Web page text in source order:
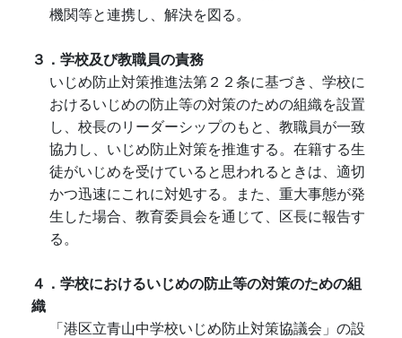
機関等と連携し、解決を図る。
３．学校及び教職員の責務
いじめ防止対策推進法第２２条に基づき、学校に
おけるいじめの防止等の対策のための組織を設置
し、校長のリーダーシップのもと、教職員が一致
協力し、いじめ防止対策を推進する。在籍する生
徒がいじめを受けていると思われるときは、適切
かつ迅速にこれに対処する。また、重大事態が発
生した場合、教育委員会を通じて、区長に報告す
る。
４．学校におけるいじめの防止等の対策のための組
織
「港区立青山中学校いじめ防止対策協議会」の設